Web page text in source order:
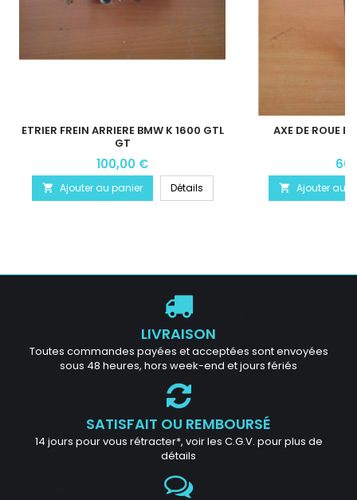
ETRIER FREIN ARRIERE BMW K 1600 GTL
GT
100,00 €
 Ajouter au panier Détails
AXE DE ROUE
 Ajouter au
LIVRAISON
Toutes commandes payées et acceptées sont envoyées
sous 48 heures, hors week-end et jours fériés
SATISFAIT OU REMBOURSÉ
14 jours pour vous rétracter*, voir les C.G.V. pour plus de
détails